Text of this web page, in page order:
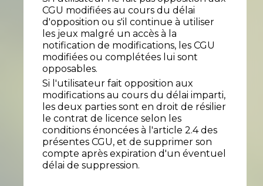
CGU modifiées au cours du délai
d'opposition ou s'il continue à utiliser
les jeux malgré un accès à la
notification de modifications, les CGU
modifiées ou complétées lui sont
opposables.
Si l'utilisateur fait opposition aux
modifications au cours du délai imparti,
les deux parties sont en droit de résilier
le contrat de licence selon les
conditions énoncées à l'article 2.4 des
présentes CGU, et de supprimer son
compte après expiration d'un éventuel
délai de suppression.